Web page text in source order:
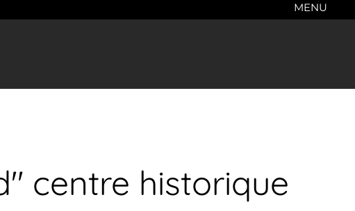
MENU
centre historique